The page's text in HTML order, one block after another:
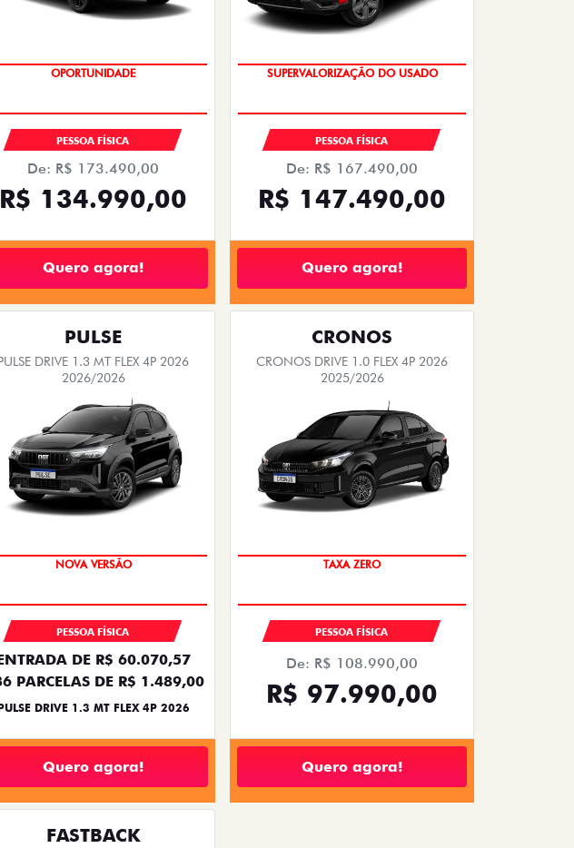
OPORTUNIDADE
PESSOA FÍSICA
De: R$ 173.490,00
R$ 134.990,00
Quero agora!
SUPERVALORIZAÇÃO DO USADO
COM USADO NA TROCA
PESSOA FÍSICA
De: R$ 167.490,00
R$ 147.490,00
Quero agora!
PULSE
DRIVE 1.3 MT FLEX 4P 2026
2026/2026
NOVA VERSÃO
PESSOA FÍSICA
DE R$ 60.070,57
PARCELAS DE R$ 1.489,00
DRIVE 1.3 MT FLEX 4P 2026
Quero agora!
CRONOS
CRONOS DRIVE 1.0 FLEX 4P 2026
2025/2026
TAXA ZERO
PESSOA FÍSICA
De: R$ 108.990,00
R$ 97.990,00
Quero agora!
FASTBACK